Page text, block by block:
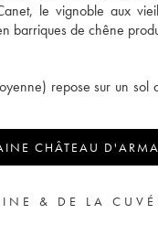
le vignoble aux
barriques de chêne
repose sur un
CHÂTEAU
& DE LA